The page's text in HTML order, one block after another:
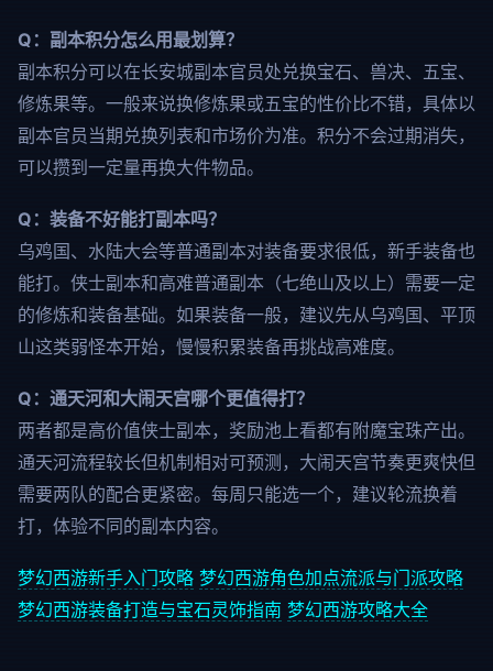
Q：副本积分怎么用最划算？
副本积分可以在长安城副本官员处兑换宝石、兽决、五宝、
修炼果等。一般来说换修炼果或五宝的性价比不错，具体以
副本官员当期兑换列表和市场价为准。积分不会过期消失，
可以攒到一定量再换大件物品。
Q：装备不好能打副本吗？
乌鸡国、水陆大会等普通副本对装备要求很低，新手装备也
能打。侠士副本和高难普通副本（七绝山及以上）需要一定
的修炼和装备基础。如果装备一般，建议先从乌鸡国、平顶
山这类弱怪本开始，慢慢积累装备再挑战高难度。
Q：通天河和大闹天宫哪个更值得打？
两者都是高价值侠士副本，奖励池上看都有附魔宝珠产出。
通天河流程较长但机制相对可预测，大闹天宫节奏更爽快但
需要两队的配合更紧密。每周只能选一个，建议轮流换着
打，体验不同的副本内容。
梦幻西游新手入门攻略 梦幻西游角色加点流派与门派攻略
梦幻西游装备打造与宝石灵饰指南 梦幻西游攻略大全